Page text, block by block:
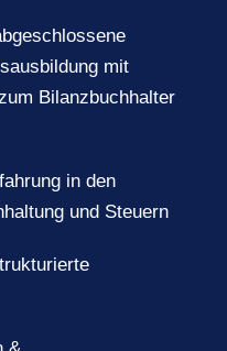
mit
Bilanzbuchhalter
in den
und Steuern